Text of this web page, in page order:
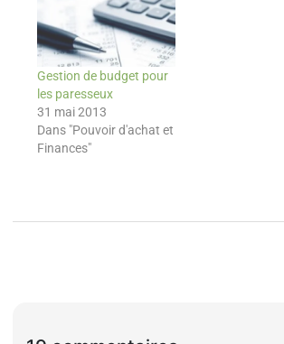
Gestion de budget pour
les paresseux
31 mai 2013
Dans "Pouvoir d'achat et
Finances"